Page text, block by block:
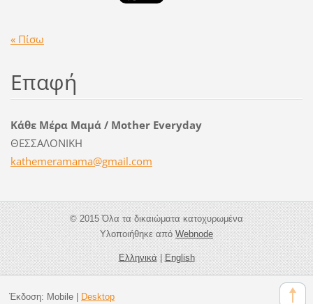
« Πίσω
Επαφή
Κάθε Μέρα Μαμά / Mother Everyday
ΘΕΣΣΑΛΟΝΙΚΗ
kathemeramama@gmail.com
© 2015 Όλα τα δικαιώματα κατοχυρωμένα
Υλοποιήθηκε απόWebnode
Ελληνικά|English
Έκδοση: Mobile| Desktop